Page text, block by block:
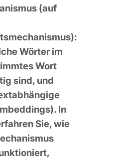
(auf
Wörter im
Wort
sind, und
In
Sie, wie